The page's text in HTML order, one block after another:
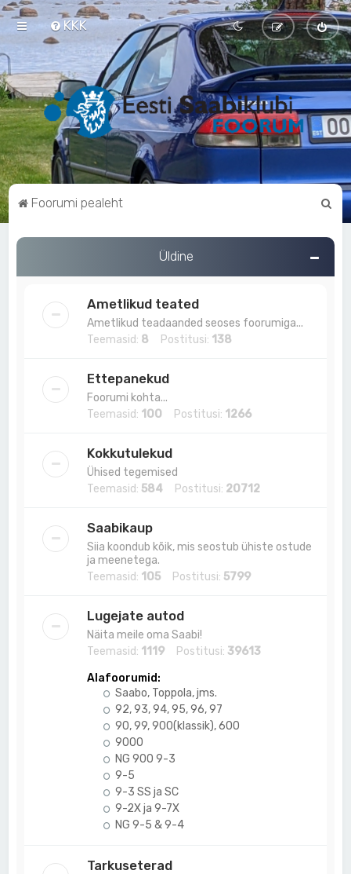
KKK
Foorumi pealeht
s
Üldine
Ametlikud teated
Ametlikud teadaanded seoses foorumiga...
Teemasid: 8 Postitusi: 138
Ettepanekud
Foorumi kohta...
Teemasid: 100 Postitusi: 1266
Kokkutulekud
Ühised tegemised
Teemasid: 584 Postitusi: 20712
Saabikaup
Siia koondub kõik, mis seostub ühiste ostude
ja meenetega.
Teemasid: 105 Postitusi: 5799
Lugejate autod
Näita meile oma Saabi!
Teemasid: 1119 Postitusi: 39613
Alafoorumid:
Saabo, Toppola, jms.
92, 93, 94, 95, 96, 97
90, 99, 900(klassik), 600
9000
NG 900 9-3
9-5
9-3 SS ja SC
9-2X ja 9-7X
NG 9-5 & 9-4
Tarkuseterad